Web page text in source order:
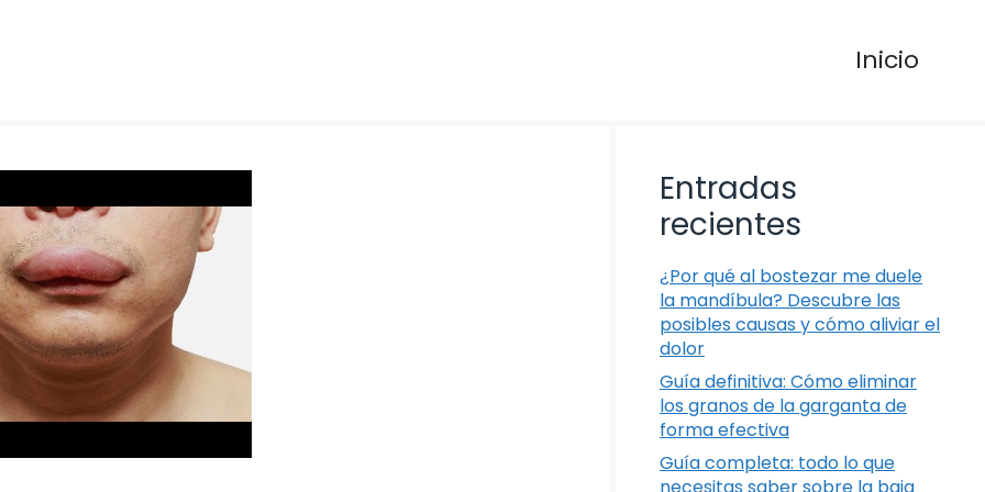
Inicio
Entradas
recientes
¿Por qué al bostezar me duele
la mandíbula? Descubre las
posibles causas y cómo aliviar el
dolor
Guía definitiva: Cómo eliminar
los granos de la garganta de
forma efectiva
Guía completa: todo lo que
necesitas saber sobre la baja